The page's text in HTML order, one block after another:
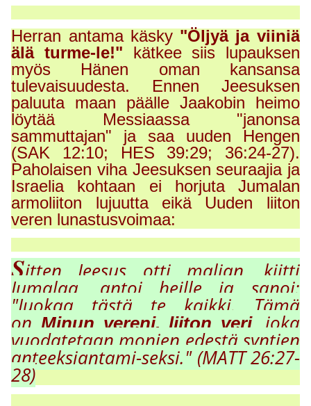
Herran antama käsky "Öljyä ja viiniä
älä turme-le!" kätkee siis lupauksen
myös Hänen oman kansansa
tulevaisuudesta. Ennen Jeesuksen
paluuta maan päälle Jaakobin heimo
löytää Messiaassa "janonsa
sammuttajan" ja saa uuden Hengen
(SAK 12:10; HES 39:29; 36:24-27).
Paholaisen viha Jeesuksen seuraajia ja
Israelia kohtaan ei horjuta Jumalan
armoliiton lujuutta eikä Uuden liiton
veren lunastusvoimaa:
Sitten Jeesus otti maljan, kiitti
Jumalaa, antoi heille ja sanoi:
"Juokaa tästä te kaikki. Tämä
on Minun vereni, liiton veri, joka
vuodatetaan monien edestä syntien
anteeksiantami-seksi." (MATT 26:27-
28)